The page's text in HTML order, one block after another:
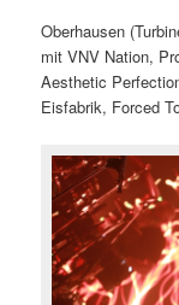
Oberhausen
mit VNV Nation,
Aesthetic
Eisfabrik, Forced